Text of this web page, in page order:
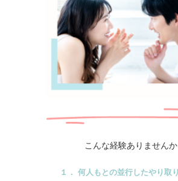
こんな経験ありませんか
１． 何人もとの並行したやり取